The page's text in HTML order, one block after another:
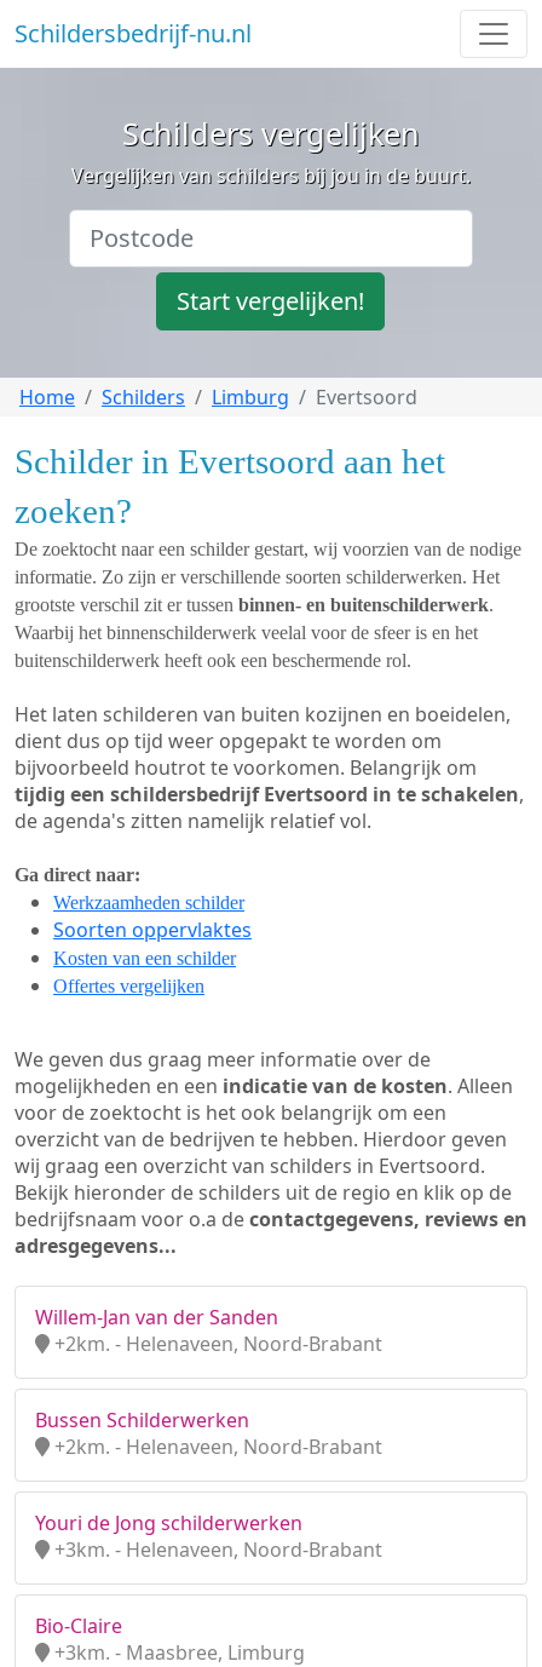
Schildersbedrijf-nu.nl
Schilders vergelijken
Vergelijken van schilders bij jou in de buurt.
Start vergelijken!
Home Schilders Limburg Evertsoord
Schilder in Evertsoord aan het
zoeken?
De zoektocht naar een schilder gestart, wij voorzien van de nodige
informatie. Zo zijn er verschillende soorten schilderwerken. Het
grootste verschil zit er tussen binnen- en buitenschilderwerk.
Waarbij het binnenschilderwerk veelal voor de sfeer is en het
buitenschilderwerk heeft ook een beschermende rol.
Het laten schilderen van buiten kozijnen en boeidelen,
dient dus op tijd weer opgepakt te worden om
bijvoorbeeld houtrot te voorkomen. Belangrijk om
tijdig een schildersbedrijf Evertsoord in te schakelen,
de agenda's zitten namelijk relatief vol.
Ga direct naar:
Werkzaamheden schilder
Soorten oppervlaktes
Kosten van een schilder
Offertes vergelijken
We geven dus graag meer informatie over de
mogelijkheden en een indicatie van de kosten. Alleen
voor de zoektocht is het ook belangrijk om een
overzicht van de bedrijven te hebben. Hierdoor geven
wij graag een overzicht van schilders in Evertsoord.
Bekijk hieronder de schilders uit de regio en klik op de
bedrijfsnaam voor o.a decontactgegevens, reviews en
adresgegevens...
Willem-Jan van der Sanden
+2km. - Helenaveen, Noord-Brabant
Bussen Schilderwerken
+2km. - Helenaveen, Noord-Brabant
Youri de Jong schilderwerken
+3km. - Helenaveen, Noord-Brabant
Bio-Claire
+3km. - Maasbree, Limburg